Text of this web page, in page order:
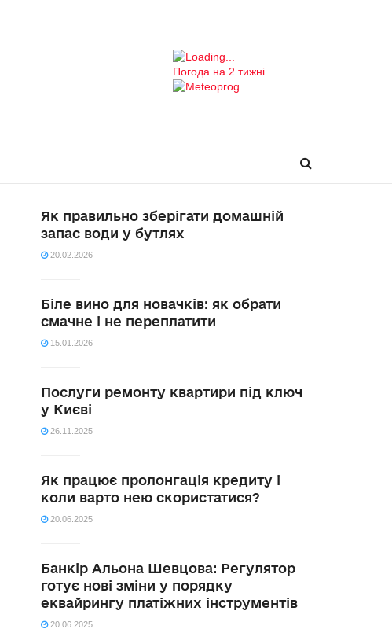
Погода на 2 тижні
Як правильно зберігати домашній
запас води у бутлях
20.02.2026
Біле вино для новачків: як обрати
смачне і не переплатити
15.01.2026
Послуги ремонту квартири під ключ
у Києві
26.11.2025
Як працює пролонгація кредиту і
коли варто нею скористатися?
20.06.2025
Банкір Альона Шевцова: Регулятор
готує нові зміни у порядку
еквайрингу платіжних інструментів
20.06.2025